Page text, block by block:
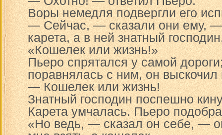
Воры немедля подвергли его
— Сейчас, — сказали они ему, —
карета, а в ней знатный
«Кошелек или жизнь!»
Пьеро спрятался у самой
поравнялась с ним, он выскочил
— Кошелек или жизнь!
Знатный господин поспешно
Карета умчалась. Пьеро
«Но ведь, — сказал он себе, —